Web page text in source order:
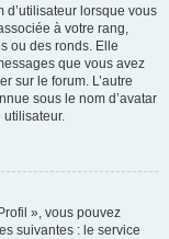
d’utilisateur lorsque vous
à votre rang,
ou des ronds. Elle
que vous avez
sur le forum. L’autre
sous le nom d’avatar
», vous pouvez
suivantes : le service